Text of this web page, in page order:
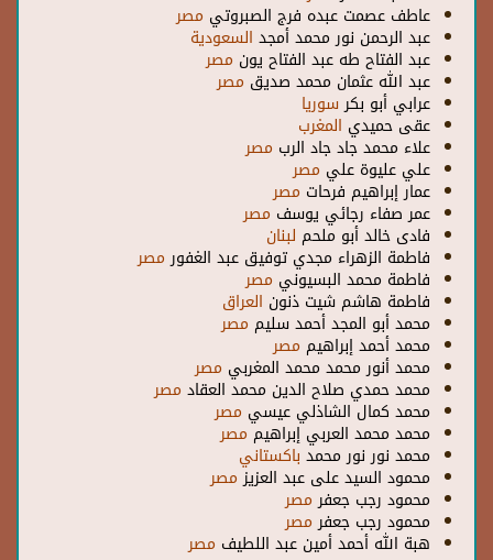
عاطف عصمت عبده فرج الصبروتي مصر
عبد الرحمن نور محمد أمجد السعودية
عبد الفتاح طه عبد الفتاح يون مصر
عبد الله عثمان محمد صديق مصر
عرابي أبو بكرسوريا
عقى حميدي المغرب
علاء محمد جاد جاد الرب مصر
علي عليوة علي مصر
عمار إبراهيم فرحات مصر
عمر صفاء رجائي يوسف مصر
فادى خالد أبو ملحم لبنان
فاطمة الزهراء مجدي توفيق عبد الغفورمصر
فاطمة محمد البسيوني مصر
فاطمة هاشم شيت ذنون العراق
محمد أبو المجد أحمد سليم مصر
محمد أحمد إبراهيم مصر
محمد أنور محمد محمد المغربي مصر
محمد حمدي صلاح الدين محمد العقاد مصر
محمد كمال الشاذلي عيسي مصر
محمد محمد العربي إبراهيممصر
محمد نور نور محمد باكستاني
محمود السيد على عبد العزيز مصر
محمود رجب جعفرمصر
محمود رجب جعفر مصر
هبة الله أحمد أمين عبد اللطيف مصر